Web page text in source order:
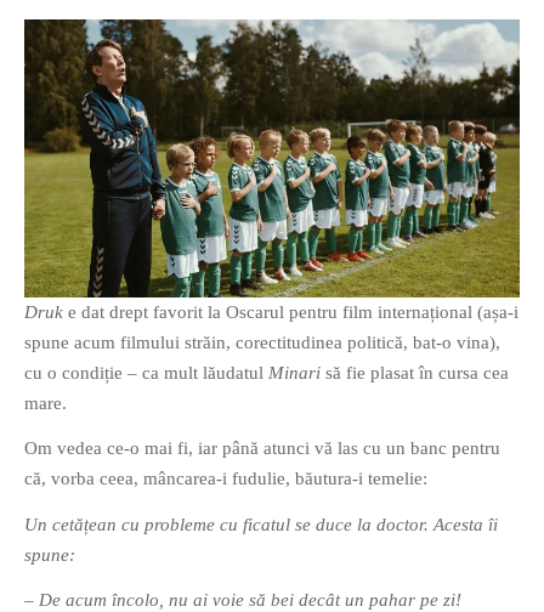
Druk e dat drept favorit la Oscarul pentru film internațional (așa-i
spune acum filmului străin, corectitudinea politică, bat-o vina),
cu o condiție – ca mult lăudatul Minari să fie plasat în cursa cea
mare.
Om vedea ce-o mai fi, iar până atunci vă las cu un banc pentru
că, vorba ceea, mâncarea-i fudulie, băutura-i temelie:
Un cetățean cu probleme cu ficatul se duce la doctor. Acesta îi
spune:
– De acum încolo, nu ai voie să bei decât un pahar pe zi!